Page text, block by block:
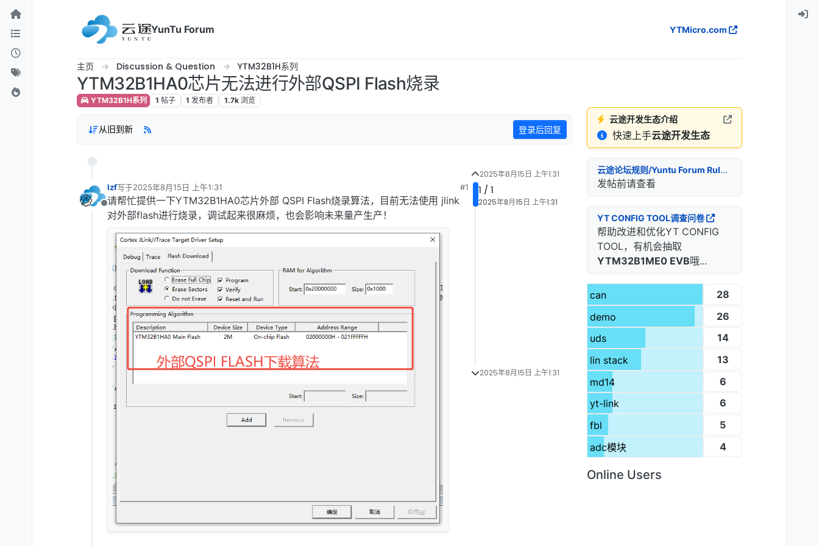
跳转至内容
YunTu Forum
YTMicro.com
主页 Discussion & Question YTM32B1H系列
YTM32B1HA0芯片无法进行外部QSPI Flash烧录
YTM32B1H系列 1 帖子 1 发布者 1.7k 浏览
从旧到新 登录后回复
离线
lzf写于2025年8月15日 上午1:31
最后由 编辑
#1
请帮忙提供一下YTM32B1HA0芯片外部 QSPI Flash烧录算法，目前无法使用 jlink
对外部flash进行烧录，调试起来很麻烦，也会影响未来量产生产！
2025年8月15日 上午1:31
1 / 1
2025年8月15日 上午1:31
2025年8月15日 上午1:31
云途开发生态介绍
快速上手云途开发生态
云途论坛规则/Yuntu Forum Rules
发帖前请查看
YT CONFIG TOOL调查问卷
帮助改进和优化YT CONFIG
TOOL，有机会抽取
YTM32B1ME0 EVB哦...
can
28
demo
26
uds
14
lin stack
13
md14
6
yt-link
6
fbl
5
adc模块
4
Online Users